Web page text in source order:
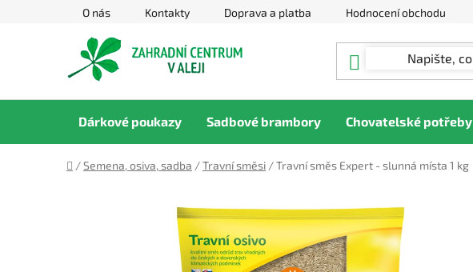
O nás Kontakty Doprava a platba Hodnocení obchodu
Dárkové poukazy Sadbové brambory Chovatelské potřeby
Domů
/Semena, osiva, sadba /Travní směsi /Travní směs Expert - slunná místa 1 kg